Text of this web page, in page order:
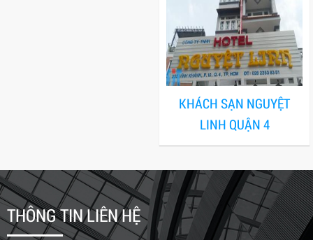
KHÁCH SẠN NGUYỆT
LINH QUẬN 4
THÔNG TIN LIÊN HỆ